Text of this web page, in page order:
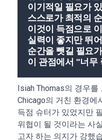
이기적일 필요가
스스로가 최적의
이것이 득점으로
실력이 좋지만 뛰
순간을 뺏길 필요
이 관점에서 "너무
Isiah Thomas의 경우를
Chicago의 거친 환경에
득점 슈터가 있었지만
위협이 될 것이라는 사
고자 하는 의지가 강했